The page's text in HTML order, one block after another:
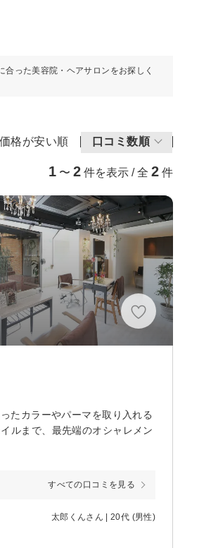
った美容院・ヘアサロンをお探しく
価格が安い順 口コミ数順
1 〜 2 件を表示 / 全 2 件
たカラーやパーマを取り入れる
ルまで、最先端のオシャレメン
すべての口コミを見る
太郎くんさん | 20代 (男性)